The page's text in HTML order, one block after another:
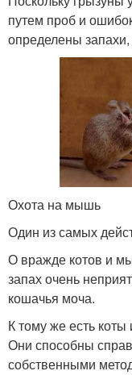
путем проб и
определены
Охота на мышь
Один из самых
О вражде котов и
запах очень
кошачья моча.
К тому же есть
Они способны
собственными